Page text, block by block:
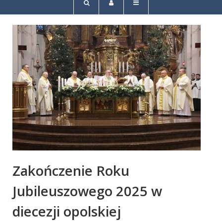
Zakończenie Roku
Jubileuszowego 2025 w
diecezji opolskiej